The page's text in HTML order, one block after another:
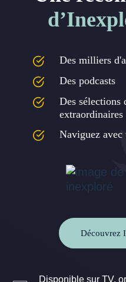
Des milliers
Des podcasts
Des sélections
extraordinaires
Naviguez avec
Découvrez
Disponible sur TV,